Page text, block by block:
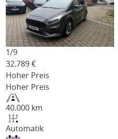
1/9
32.789 €
Hoher Preis
Hoher Preis
40.000 km
Automatik